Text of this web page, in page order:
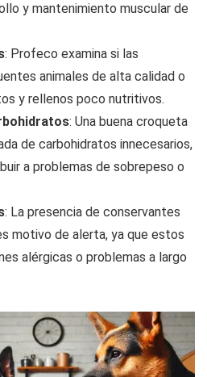
y mantenimiento muscular de
: Profeco examina si las
animales de alta calidad o
y rellenos poco nutritivos.
: Una buena croqueta
de carbohidratos innecesarios,
a problemas de sobrepeso o
: La presencia de conservantes
motivo de alerta, ya que estos
alérgicas o problemas a largo